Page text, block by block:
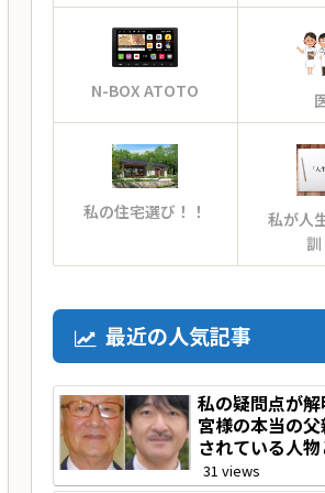
N-BOX ATOTO
私の住宅選び！！
私が人
訓
最近の人気記事
私の疑問点が
宮様の本当の
されている人物
31 views